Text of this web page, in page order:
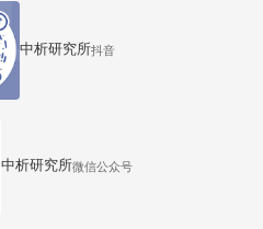
中析研究所抖音
中析研究所微信公众号